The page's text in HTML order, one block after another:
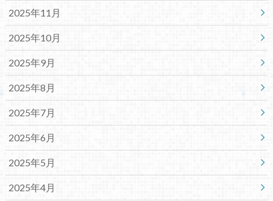
2025年11月
2025年10月
2025年9月
2025年8月
2025年7月
2025年6月
2025年5月
2025年4月